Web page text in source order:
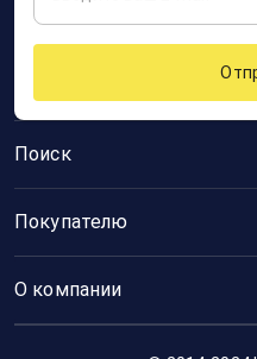
Поиск
Покупателю
О компании